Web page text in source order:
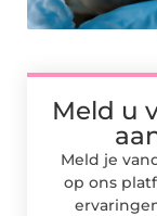
Meld u
Meld je
op ons